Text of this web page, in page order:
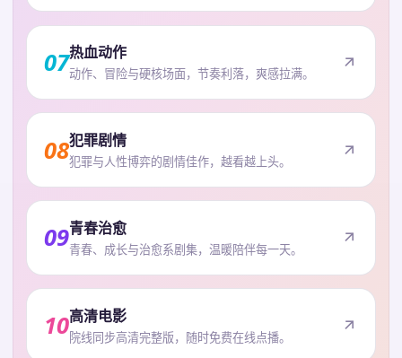
07热血动作
动作、冒险与硬核场面，节奏利落，爽感拉满。
08犯罪剧情
犯罪与人性博弈的剧情佳作，越看越上头。
09青春治愈
青春、成长与治愈系剧集，温暖陪伴每一天。
10高清电影
院线同步高清完整版，随时免费在线点播。